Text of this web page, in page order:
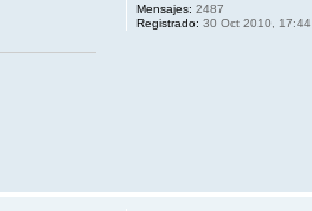
Mensajes: 2487
Registrado: 30 Oct 2010, 17:44